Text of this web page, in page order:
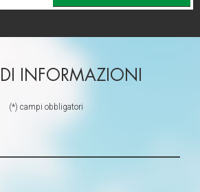
INFORMAZIONI
(*) campi obbligatori